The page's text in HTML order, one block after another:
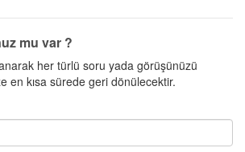
mu var ?
her türlü soru yada görüşünüzü
en kısa sürede geri dönülecektir.